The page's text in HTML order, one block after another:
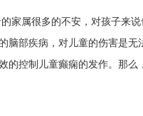
家属很多的不安，对孩子来
脑部疾病，对儿童的伤害是
的控制儿童癫痫的发作。那